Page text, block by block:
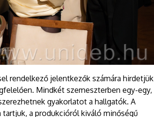
rendelkező jelentkezők számára hirdetjük
Mindkét szemeszterben egy-egy,
gyakorlatot a hallgatók. A
a produkcióról kiváló minőségű